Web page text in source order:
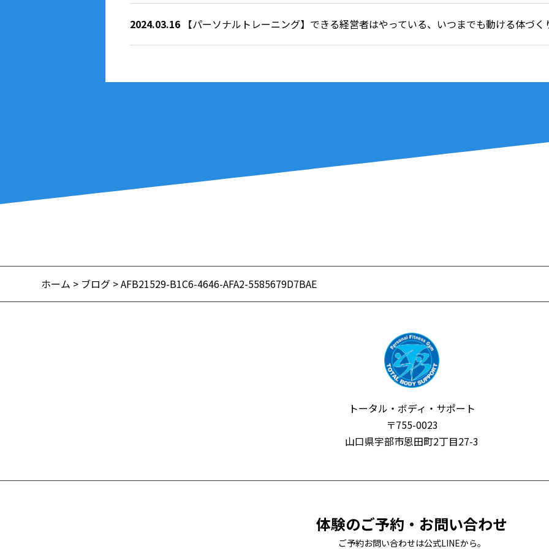
2024.03.16【パーソナルトレーニング】できる経営者はやっている、いつまでも動ける体づく
ホーム > ブログ > AFB21529-B1C6-4646-AFA2-5585679D7BAE
トータル・ボディ・サポート
〒755-0023
山口県宇部市恩田町2丁目27-3
体験のご予約・お問い合わせ
ご予約お問い合わせは公式LINEから。